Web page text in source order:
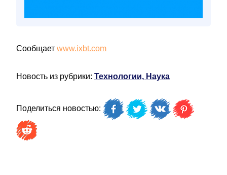
Сообщает www.ixbt.com
Новость из рубрики: Технологии, Наука
Поделиться новостью: